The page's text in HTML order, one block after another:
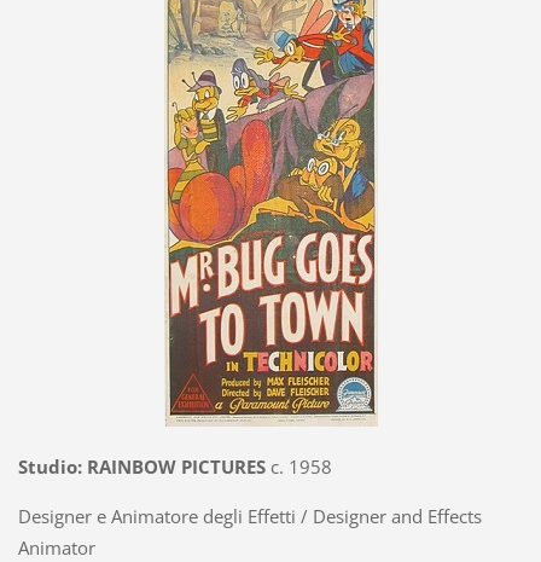
Studio: RAINBOW PICTURES c. 1958
Designer e Animatore degli Effetti / Designer and Effects
Animator